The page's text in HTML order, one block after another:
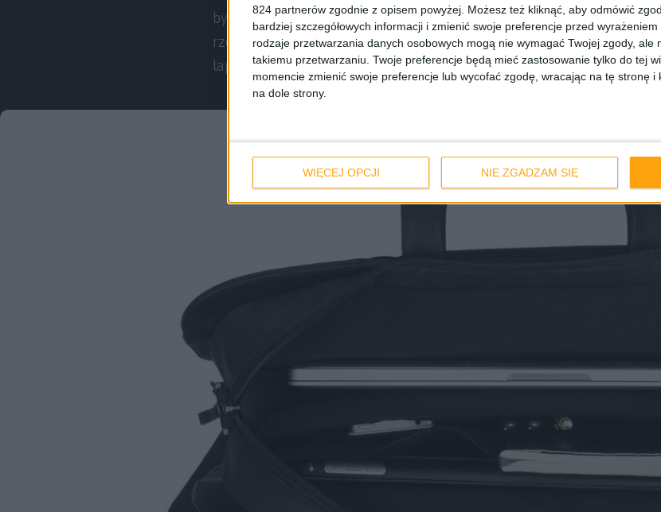
824 partnerów zgodnie z opisem powyżej. Możesz też kliknąć, aby odmówić
bardziej szczegółowych informacji i zmienić swoje preferencje przed wyrażeniem
rodzaje przetwarzania danych osobowych mogą nie wymagać Twojej zgody, ale
takiemu przetwarzaniu. Twoje preferencje będą mieć zastosowanie tylko do tej
momencie zmienić swoje preferencje lub wycofać zgodę, wracając na tę stronę i
na dole strony.
WIĘCEJ OPCJI NIE ZGADZAM SIĘ
byłoby to nic przyjemnego, by wyciągać i wkładać go tam trochę na
rzeczy – laptop jest realnie mniejszy niż standardowe piętnastki, a do
laptopy z 14-calowymi ekranami, wsadzimy coś większego.